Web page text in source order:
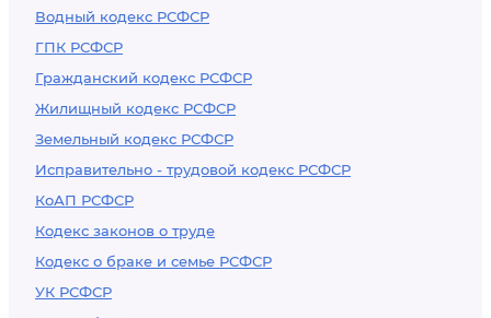
Водный кодекс РСФСР
ГПК РСФСР
Гражданский кодекс РСФСР
Жилищный кодекс РСФСР
Земельный кодекс РСФСР
Исправительно - трудовой кодекс РСФСР
КоАП РСФСР
Кодекс законов о труде
Кодекс о браке и семье РСФСР
УК РСФСР